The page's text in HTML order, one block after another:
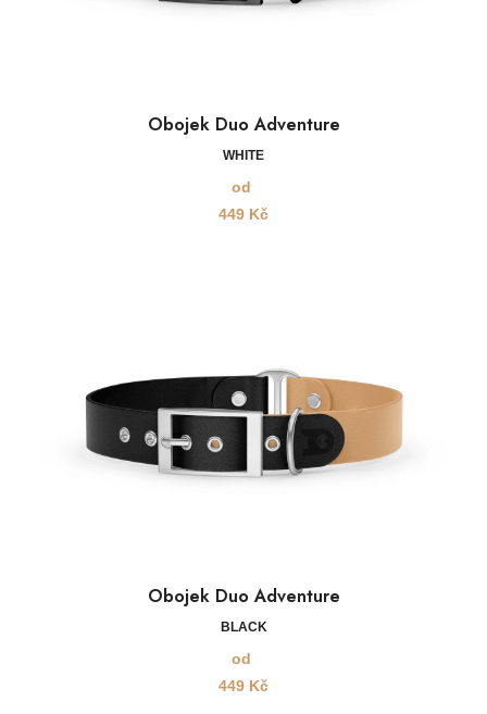
Obojek Duo Adventure
WHITE
od
449 Kč
Obojek Duo Adventure
BLACK
od
449 Kč